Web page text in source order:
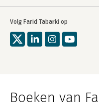
Volg Farid Tabarki op
Boeken van